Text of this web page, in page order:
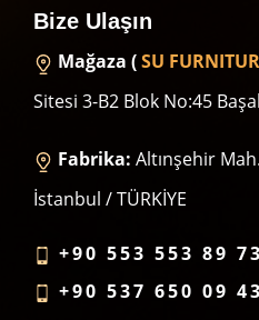
Bize Ulaşın
Mağaza (SU
Sitesi 3-B2 Blok No:45
Fabrika: Altınşehir
İstanbul / TÜRKİYE
+90 553 553 89 73
+90 537 650 09 43